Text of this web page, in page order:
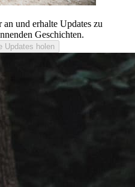
und erhalte Updates zu
Geschichten.
Updates holen